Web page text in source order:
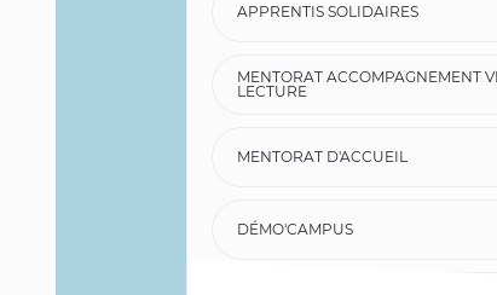
APPRENTIS SOLIDAIRES
MENTORAT ACCOMPAGNEMENT
LECTURE
MENTORAT D'ACCUEIL
DÉMO'CAMPUS